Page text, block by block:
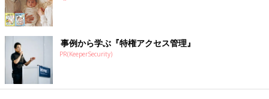
事例から学ぶ『特権アクセス管理』
PR(KeeperSecurity)